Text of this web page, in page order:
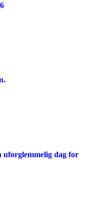
uforglemmelig dag for